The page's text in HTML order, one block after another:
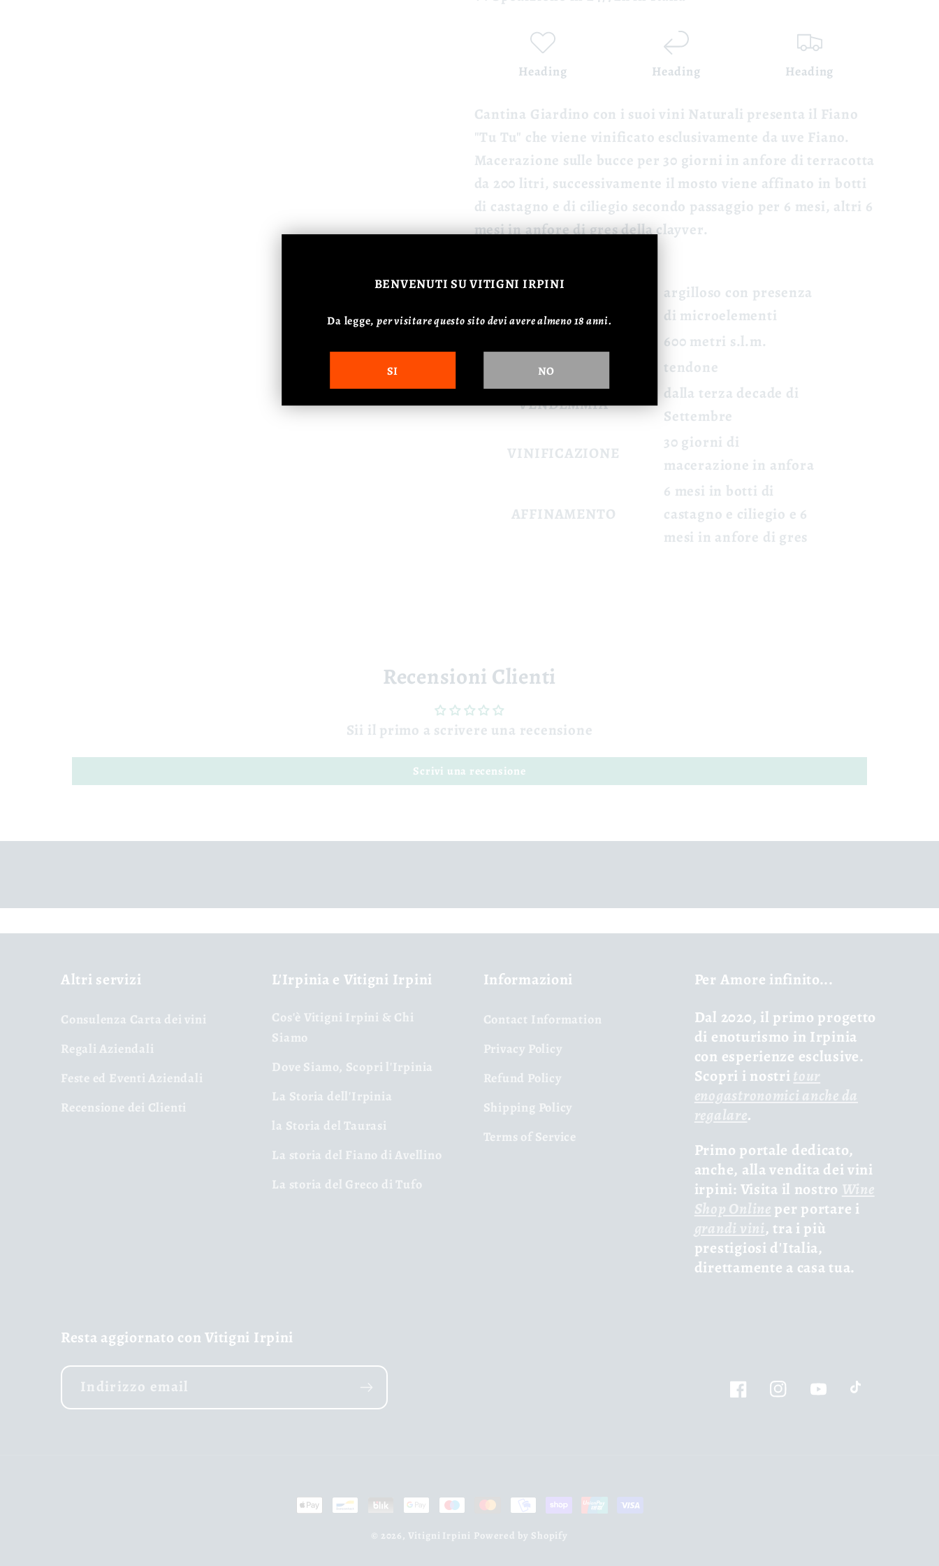
Heading Heading Heading
Cantina Giardino con i suoi vini Naturali presenta il Fiano
"Tu Tu" che viene vinificato esclusivamente da uve Fiano.
Macerazione sulle bucce per 30 giorni in anfore di terracotta
da 200 litri, successivamente il mosto viene affinato in botti
di castagno e di ciliegio secondo passaggio per 6 mesi, altri 6
mesi in anfore di gres della clayver.
argilloso con presenza
di microelementi
600 metri s.l.m.
ALLEVAMENTO
tendone
VENDEMMIA
dalla terza decade di
Settembre
VINIFICAZIONE
30 giorni di
macerazione in anfora
AFFINAMENTO
6 mesi in botti di
castagno e ciliegio e 6
mesi in anfore di gres
Recensioni Clienti
Sii il primo a scrivere una recensione
Scrivi una recensione
Altri servizi
Consulenza Carta dei vini
Regali Aziendali
Feste ed Eventi Aziendali
Recensione dei Clienti
L'Irpinia e Vitigni Irpini
Cos'è Vitigni Irpini & Chi
Siamo
Dove Siamo, Scopri l'Irpinia
La Storia dell'Irpinia
la Storia del Taurasi
La storia del Fiano di Avellino
La storia del Greco di Tufo
Informazioni
Contact Information
Privacy Policy
Refund Policy
Shipping Policy
Terms of Service
Per Amore infinito...
Dal 2020, il primo progetto
di enoturismo in Irpinia
con esperienze esclusive.
Scopri i nostri tour
enogastronomici anche da
regalare.
Primo portale dedicato,
anche, alla vendita dei vini
irpini: Visita il nostro Wine
Shop Online per portare i
grandi vini, tra i più
prestigiosi d'Italia,
direttamente a casa tua.
Resta aggiornato con Vitigni Irpini
Indirizzo email
FacebookInstagramYouTubeTikTok
Metodi
© 2026,Vitigni Irpini Powered by Shopify
BENVENUTI SU VITIGNI IRPINI
Da legge,per visitare questo sito devi avere almeno 18 anni.
SI NO